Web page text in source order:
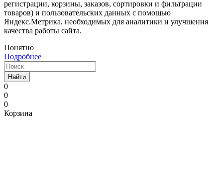
регистрации, корзины, заказов, сортировки и фильтрации
товаров) и пользовательских данных с помощью
Яндекс.Метрика, необходимых для аналитики и улучшения
качества работы сайта.
Понятно
Подробнее
Найти
0
0
0
Корзина